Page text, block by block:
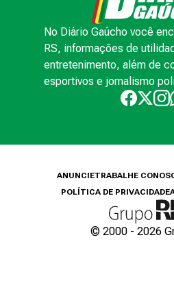
No Diário Gaúcho você
RS, informações de
entretenimento, além de
esportivos e jornalismo
ANUNCIETRABALHE
POLÍTICA DE PRIVACIDADE
© 2000 - 2026